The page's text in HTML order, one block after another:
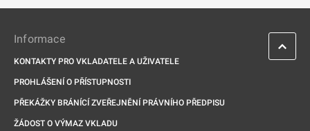
Informace
KONTAKTY PRO VKLADATELE A UŽIVATELE
PROHLÁŠENÍ O PŘÍSTUPNOSTI
PŘEKÁŽKY BRÁNÍCÍ ZVEŘEJNĚNÍ PRÁVNÍHO PŘEDPISU
ŽÁDOST O VÝMAZ VKLADU